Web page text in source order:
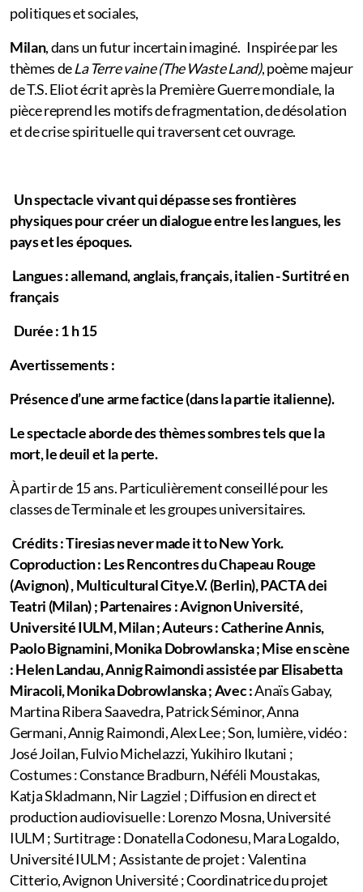
politiques et sociales,
Milan, dans un futur incertain imaginé. Inspirée par les
thèmes deLa Terre vaine (The Waste Land), poème majeur
de T.S. Eliot écrit après la Première Guerre mondiale, la
pièce reprend les motifs de fragmentation, de désolation
et de crise spirituelle qui traversent cet ouvrage.
Un spectacle vivant qui dépasse ses frontières
physiques pour créer un dialogue entre les langues, les
pays et les époques.
Langues : allemand, anglais, français, italien - Surtitré en
français
Durée : 1 h 15
Avertissements :
Présence d’une arme factice (dans la partie italienne).
Le spectacle aborde des thèmes sombres tels que la
mort, le deuil et la perte.
À partir de 15 ans. Particulièrement conseillé pour les
classes de Terminale et les groupes universitaires.
Crédits : Tiresias never made it to New York.
Coproduction : Les Rencontres du Chapeau Rouge
(Avignon) , Multicultural Citye.V. (Berlin), PACTA dei
Teatri (Milan) ; Partenaires : Avignon Université,
Université IULM, Milan ; Auteurs : Catherine Annis,
Paolo Bignamini, Monika Dobrowlanska ; Mise en scène
: Helen Landau, Annig Raimondi assistée par Elisabetta
Miracoli, Monika Dobrowlanska ; Avec :Anaïs Gabay,
Martina Ribera Saavedra, Patrick Séminor, Anna
Germani, Annig Raimondi, Alex Lee ; Son, lumière, vidéo :
José Joilan, Fulvio Michelazzi, Yukihiro Ikutani ;
Costumes : Constance Bradburn, Néféli Moustakas,
Katja Skladmann, Nir Lagziel ; Diffusion en direct et
production audiovisuelle : Lorenzo Mosna, Université
IULM ; Surtitrage : Donatella Codonesu, Mara Logaldo,
Université IULM ; Assistante de projet : Valentina
Citterio, Avignon Université ; Coordinatrice du projet